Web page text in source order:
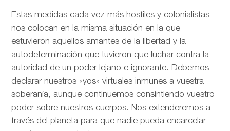
Estas medidas cada vez más hostiles y colonialistas
nos colocan en la misma situación en la que
estuvieron aquellos amantes de la libertad y la
autodeterminación que tuvieron que luchar contra la
autoridad de un poder lejano e ignorante. Debemos
declarar nuestros «yos» virtuales inmunes a vuestra
soberanía, aunque continuemos consintiendo vuestro
poder sobre nuestros cuerpos. Nos extenderemos a
través del planeta para que nadie pueda encarcelar